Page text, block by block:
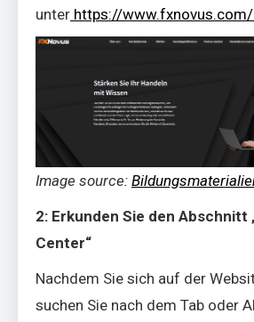
unter https://
Image source:
2: Erkunden Sie den Abschnitt
Center“
Nachdem Sie sich auf der
suchen Sie nach dem Tab oder